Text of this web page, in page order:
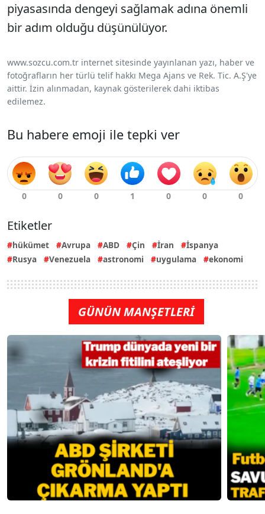
piyasasında dengeyi sağlamak adına önemli
bir adım olduğu düşünülüyor.
www.sozcu.com.tr internet sitesinde yayınlanan yazı, haber ve
fotoğrafların her türlü telif hakkı Mega Ajans ve Rek. Tic. A.Ş'ye
aittir. İzin alınmadan, kaynak gösterilerek dahi iktibas
edilemez.
Bu habere emoji ile tepki ver
Etiketler
hükümet Avrupa ABD Çin İran
İspanya
Rusya
Venezuela astronomi uygulama ekonomi
GÜNÜN MANŞETLERİ